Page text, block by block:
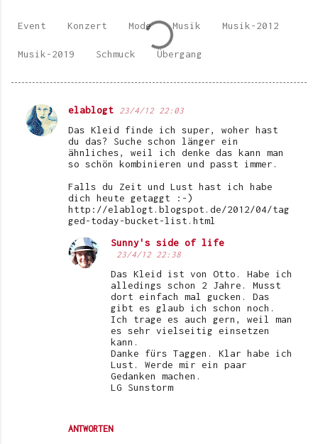
Event Konzert Mode Musik Musik-2012
Musik-2019 Schmuck Übergang
K
elablogt 23/4/12 22:03
Das Kleid finde ich super, woher hast
du das? Suche schon länger ein
ähnliches, weil ich denke das kann man
so schön kombinieren und passt immer.
Falls du Zeit und Lust hast ich habe
dich heute getaggt :-)
http://elablogt.blogspot.de/2012/04/tag
ged-today-bucket-list.html
ANTWORTEN
Sunny's side of life
23/4/12 22:38
Das Kleid ist von Otto. Habe ich
alledings schon 2 Jahre. Musst
dort einfach mal gucken. Das
gibt es glaub ich schon noch.
Ich trage es auch gern, weil man
es sehr vielseitig einsetzen
kann.
Danke fürs Taggen. Klar habe ich
Lust. Werde mir ein paar
Gedanken machen.
LG Sunstorm